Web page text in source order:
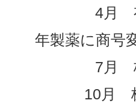
4月 有限会
年製薬に商号
7月 株式
10月 株式